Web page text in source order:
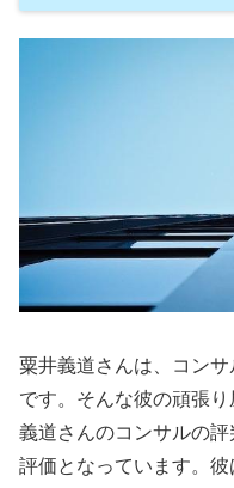
粟井義道さんは、コン
です。そんな彼の頑張
義道さんのコンサルの
評価となっています。